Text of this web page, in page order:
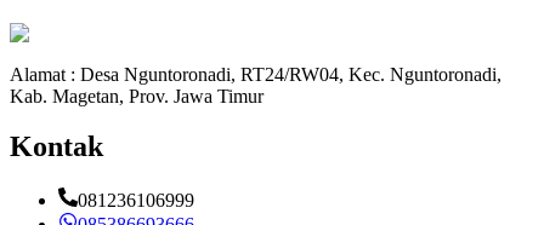
Alamat : Desa Nguntoronadi, RT24/RW04, Kec. Nguntoronadi,
Kab. Magetan, Prov. Jawa Timur
Kontak
081236106999